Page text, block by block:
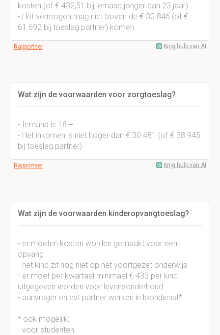
kosten (of € 432,51 bij iemand jonger dan 23 jaar)
- Het vermogen mag niet boven de € 30.846 (of €
61.692 bij toeslag partner) komen
Rapporteer Krijg hulp van AI
Wat zijn de voorwaarden voor zorgtoeslag?
- Iemand is 18 +
- Het inkomen is niet hoger dan € 30.481 (of € 38.945
bij toeslag partner)
Rapporteer Krijg hulp van AI
Wat zijn de voorwaarden kinderopvangtoeslag?
- er moeten kosten worden gemaakt voor een
opvang
- het kind zit nog niet op het voortgezet onderwijs
- er moet per kwartaal minimaal € 433 per kind
uitgegeven worden voor levensonderhoud
- aanvrager en evt partner werken in loondienst*
* ook mogelijk:
- voor studenten